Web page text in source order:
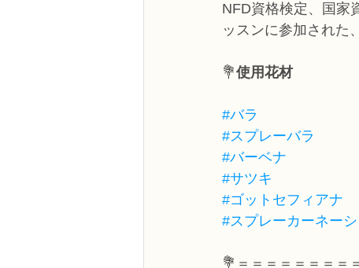
NFD資格検定、国家
ッスンに参加された
💐使用花材
#バラ
#スプレーバラ
#バーベナ
#サツキ
#ゴットセフィアナ
#スプレーカーネー
💐＝＝＝＝＝＝＝＝